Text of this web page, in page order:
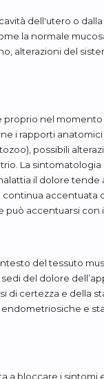
dell'utero o
la normale
alterazioni del
nel momento
i rapporti
possibili
La
il dolore tende
accentuata
accentuarsi con i
del tessuto
del dolore
di certezza e della
e
a bloccare i sintomi